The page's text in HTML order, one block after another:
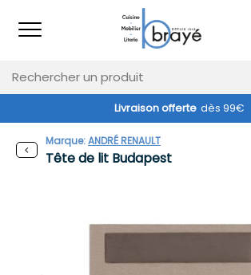
Livraison offerte dès 99€
Tête de lit Budapest
Marque:ANDRÉ RENAULT